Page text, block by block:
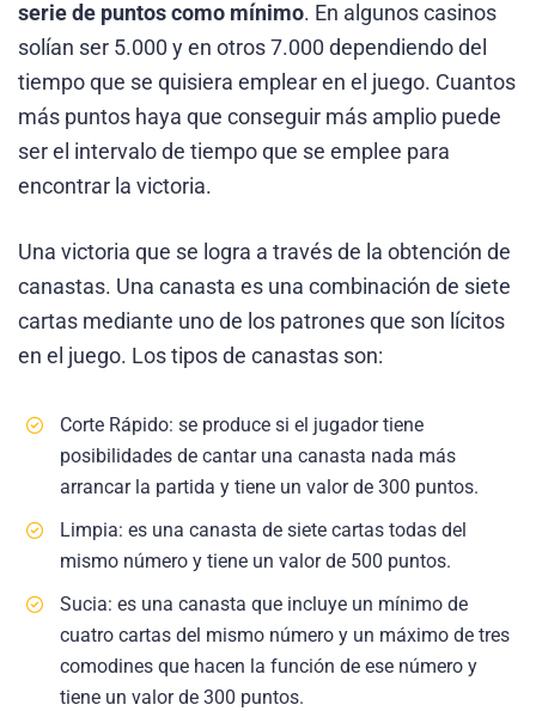
serie de puntos como mínimo. En algunos casinos
solían ser 5.000 y en otros 7.000 dependiendo del
tiempo que se quisiera emplear en el juego. Cuantos
más puntos haya que conseguir más amplio puede
ser el intervalo de tiempo que se emplee para
encontrar la victoria.
Una victoria que se logra a través de la obtención de
canastas. Una canasta es una combinación de siete
cartas mediante uno de los patrones que son lícitos
en el juego. Los tipos de canastas son:
Corte Rápido: se produce si el jugador tiene
posibilidades de cantar una canasta nada más
arrancar la partida y tiene un valor de 300 puntos.
Limpia: es una canasta de siete cartas todas del
mismo número y tiene un valor de 500 puntos.
Sucia: es una canasta que incluye un mínimo de
cuatro cartas del mismo número y un máximo de tres
comodines que hacen la función de ese número y
tiene un valor de 300 puntos.